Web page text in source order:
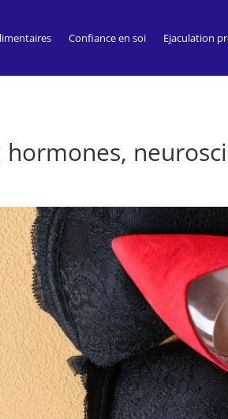
Confiance en soi Ejaculation
hormones,